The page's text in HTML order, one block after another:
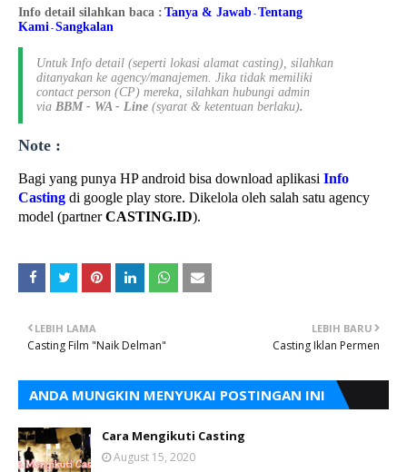
Info detail silahkan baca : Tanya & Jawab - Tentang
Kami - Sangkalan
Untuk Info detail (seperti lokasi alamat casting), silahkan
ditanyakan ke agency/manajemen. Jika tidak memiliki
contact person (CP) mereka, silahkan hubungi admin
via BBM - WA - Line (syarat & ketentuan berlaku).
Note :
Bagi yang punya HP android bisa download aplikasi Info
Casting di google play store. Dikelola oleh salah satu agency
model (partnerCASTING.ID).
LEBIH BARU
Casting Iklan Permen
LEBIH LAMA
Casting Film "Naik Delman"
ANDA MUNGKIN MENYUKAI POSTINGAN INI
Cara Mengikuti Casting
August 15, 2020